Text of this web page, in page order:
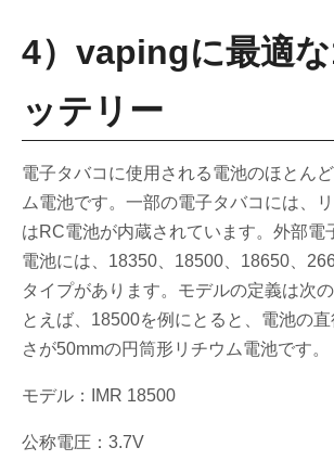
4）vapingに最適
ッテリー
電子タバコに使用される電池のほとん
ム電池です。一部の電子タバコには、
はRC電池が内蔵されています。外部電
電池には、18350、18500、18650、
タイプがあります。モデルの定義は次
とえば、18500を例にとると、電池の
さが50mmの円筒形リチウム電池です。
モデル：IMR 18500
公称電圧：3.7V